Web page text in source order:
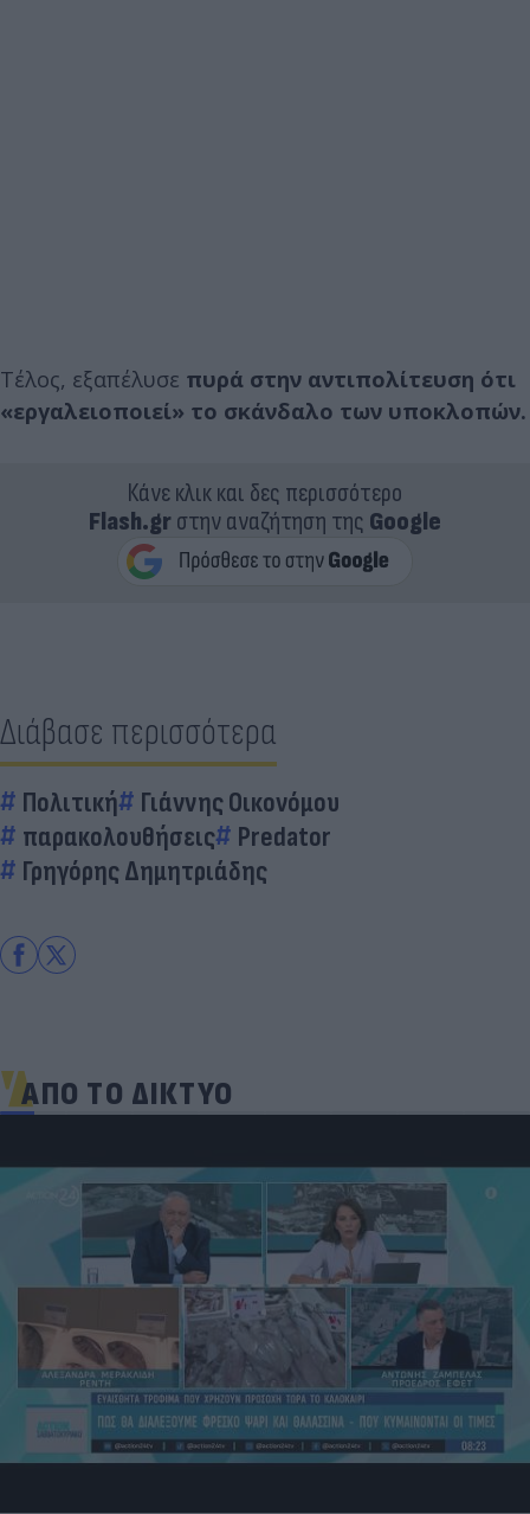
Τέλος, εξαπέλυσε πυρά στην αντιπολίτευση ότι
«εργαλειοποιεί» το σκάνδαλο των υποκλοπών.
Κάνε κλικ και δες περισσότερο
Flash.grστην αναζήτηση της Google
Διάβασε περισσότερα
Πολιτική
Γιάννης Οικονόμου
παρακολουθήσεις
Predator
Γρηγόρης Δημητριάδης
ΑΠΟ ΤΟ ΔΙΚΤΥΟ